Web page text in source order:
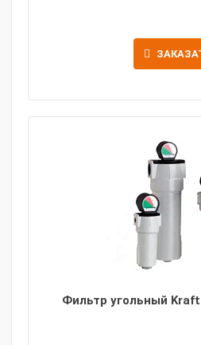
Фильтр угольный